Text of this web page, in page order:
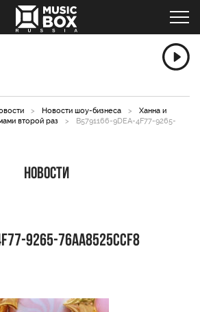
> Новости шоу-бизнеса >
Ханна и
второй раз
>
B5791166-9DEA-4F77-9265-
Новости
9265-76AA8525CCF8